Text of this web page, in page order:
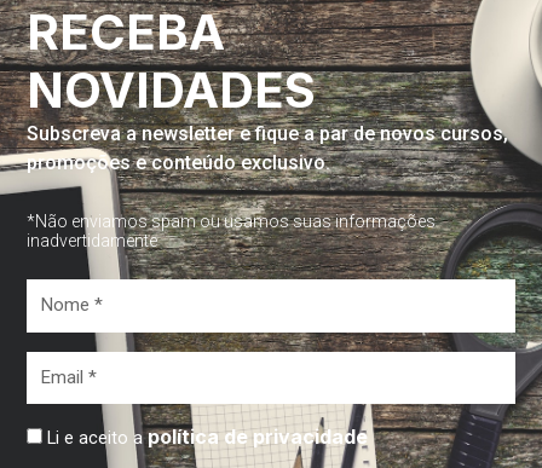
RECEBA
NOVIDADES
Subscreva a newsletter e fique a par de novos cursos,
promoções e conteúdo exclusivo.
*Não enviamos spam ou usamos suas informações
inadvertidamente
Li e aceito apolítica de privacidade